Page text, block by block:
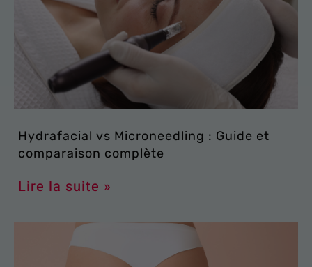
Hydrafacial vs Microneedling : Guide et
comparaison complète
Lire la suite »